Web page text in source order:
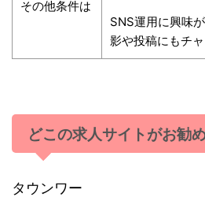
その他条件は
SNS運用に興味
影や投稿にもチ
どこの求人サイトがお勧
タウンワー